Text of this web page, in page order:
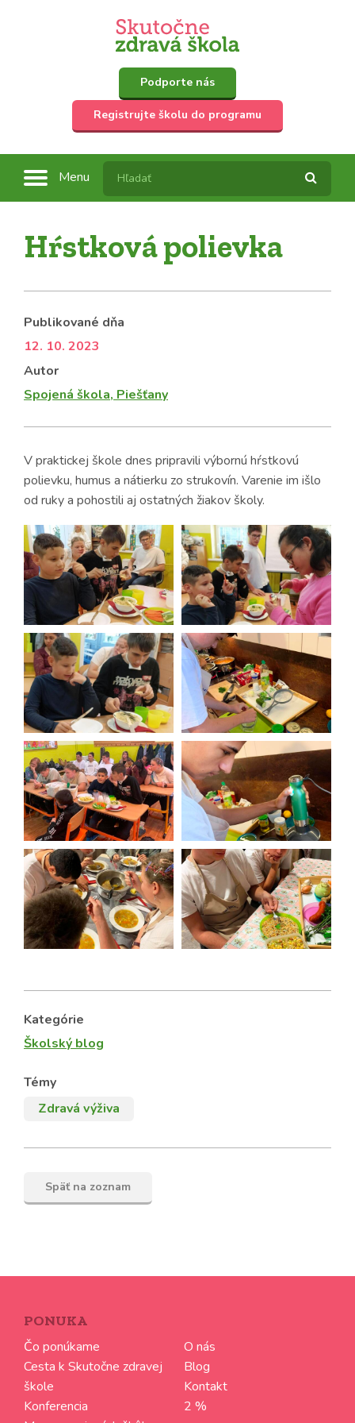
Podporte nás
Registrujte školu do programu
Menu
Hŕstková polievka
Publikované dňa
12. 10. 2023
Autor
Spojená škola, Piešťany
V praktickej škole dnes pripravili výbornú hŕstkovú
polievku, humus a nátierku zo strukovín. Varenie im išlo
od ruky a pohostili aj ostatných žiakov školy.
Kategórie
Školský blog
Témy
Zdravá výživa
Späť na zoznam
PONUKA
Čo ponúkame
Cesta k Skutočne zdravej
škole
Konferencia
O nás
Blog
Kontakt
2 %